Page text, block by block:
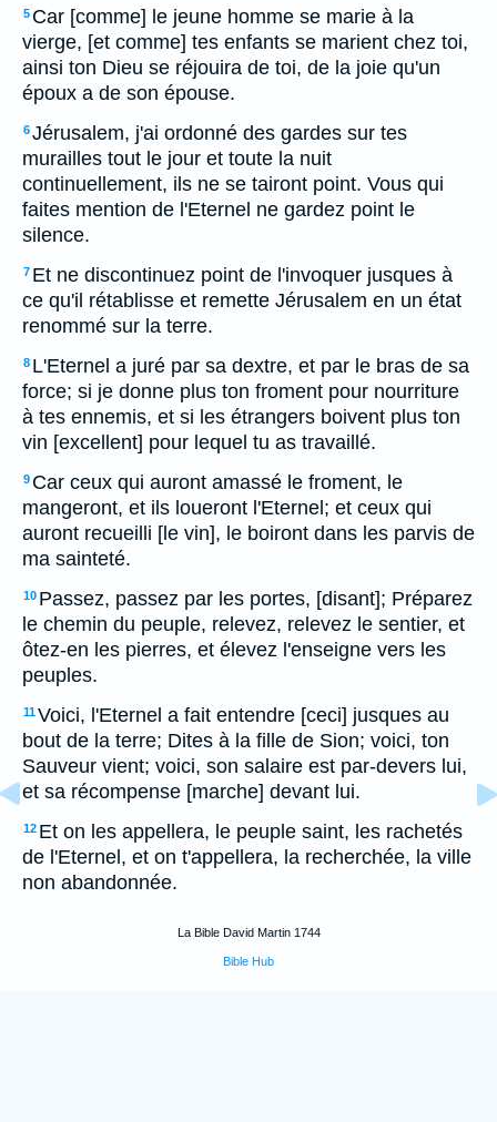
5 Car [comme] le jeune homme se marie à la
vierge, [et comme] tes enfants se marient chez toi,
ainsi ton Dieu se réjouira de toi, de la joie qu'un
époux a de son épouse.
6Jérusalem, j'ai ordonné des gardes sur tes
murailles tout le jour et toute la nuit
continuellement, ils ne se tairont point. Vous qui
faites mention de l'Eternel ne gardez point le
silence.
7 Et ne discontinuez point de l'invoquer jusques à
ce qu'il rétablisse et remette Jérusalem en un état
renommé sur la terre.
8 L'Eternel a juré par sa dextre, et par le bras de sa
force; si je donne plus ton froment pour nourriture
à tes ennemis, et si les étrangers boivent plus ton
vin [excellent] pour lequel tu as travaillé.
9 Car ceux qui auront amassé le froment, le
mangeront, et ils loueront l'Eternel; et ceux qui
auront recueilli [le vin], le boiront dans les parvis de
ma sainteté.
10 Passez, passez par les portes, [disant]; Préparez
le chemin du peuple, relevez, relevez le sentier, et
ôtez-en les pierres, et élevez l'enseigne vers les
peuples.
11Voici, l'Eternel a fait entendre [ceci] jusques au
bout de la terre; Dites à la fille de Sion; voici, ton
Sauveur vient; voici, son salaire est par-devers lui,
et sa récompense [marche] devant lui.
12 Et on les appellera, le peuple saint, les rachetés
de l'Eternel, et on t'appellera, la recherchée, la ville
non abandonnée.
La Bible David Martin 1744
Bible Hub